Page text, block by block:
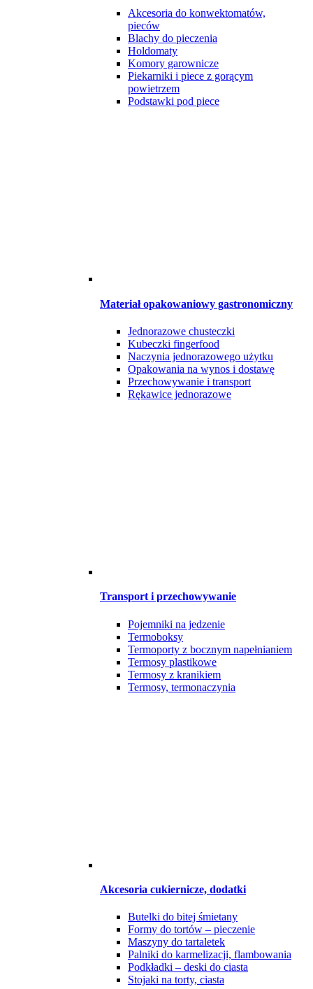
Akcesoria do konwektomatów,
pieców
Blachy do pieczenia
Holdomaty
Komory garownicze
Piekarniki i piece z gorącym
powietrzem
Podstawki pod piece
Materiał opakowaniowy gastronomiczny
Jednorazowe chusteczki
Kubeczki fingerfood
Naczynia jednorazowego użytku
Opakowania na wynos i dostawę
Przechowywanie i transport
Rękawice jednorazowe
Transport i przechowywanie
Pojemniki na jedzenie
Termoboksy
Termoporty z bocznym napełnianiem
Termosy plastikowe
Termosy z kranikiem
Termosy, termonaczynia
Akcesoria cukiernicze, dodatki
Butelki do bitej śmietany
Formy do tortów – pieczenie
Maszyny do tartaletek
Palniki do karmelizacji, flambowania
Podkładki – deski do ciasta
Stojaki na torty, ciasta